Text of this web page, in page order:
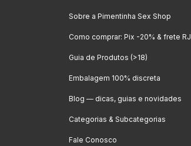
Sobre a Pimentinha Sex Shop
Como comprar: Pix -20% & frete RJ
Guia de Produtos (>18)
Embalagem 100% discreta
Blog — dicas, guias e novidades
Categorias & Subcategorias
Fale Conosco